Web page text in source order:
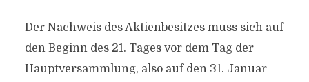
Der Nachweis des Aktienbesitzes muss sich auf
den Beginn des 21. Tages vor dem Tag der
Hauptversammlung, also auf den 31. Januar